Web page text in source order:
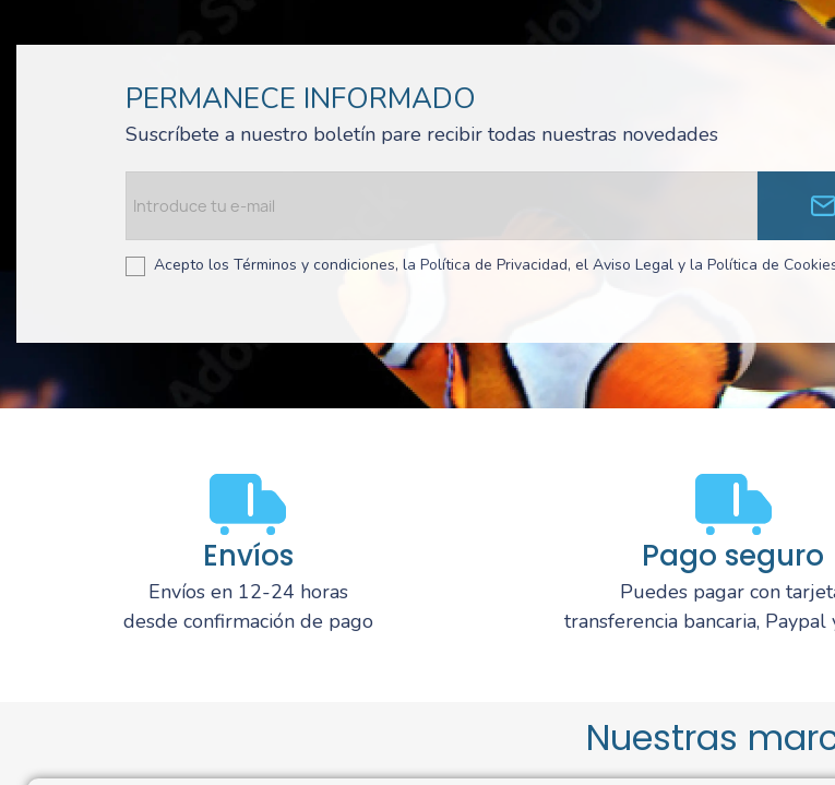
PERMANECE INFORMADO
Suscríbete a nuestro boletín pare recibir todas nuestras novedades
Acepto los Términos y condiciones, la Política de Privacidad, el Aviso Legal y la Política de
Envíos
Envíos en 12-24 horas
desde confirmación de pago
Pago seguro
Puedes pagar con
transferencia bancaria, Paypal
Nuestras